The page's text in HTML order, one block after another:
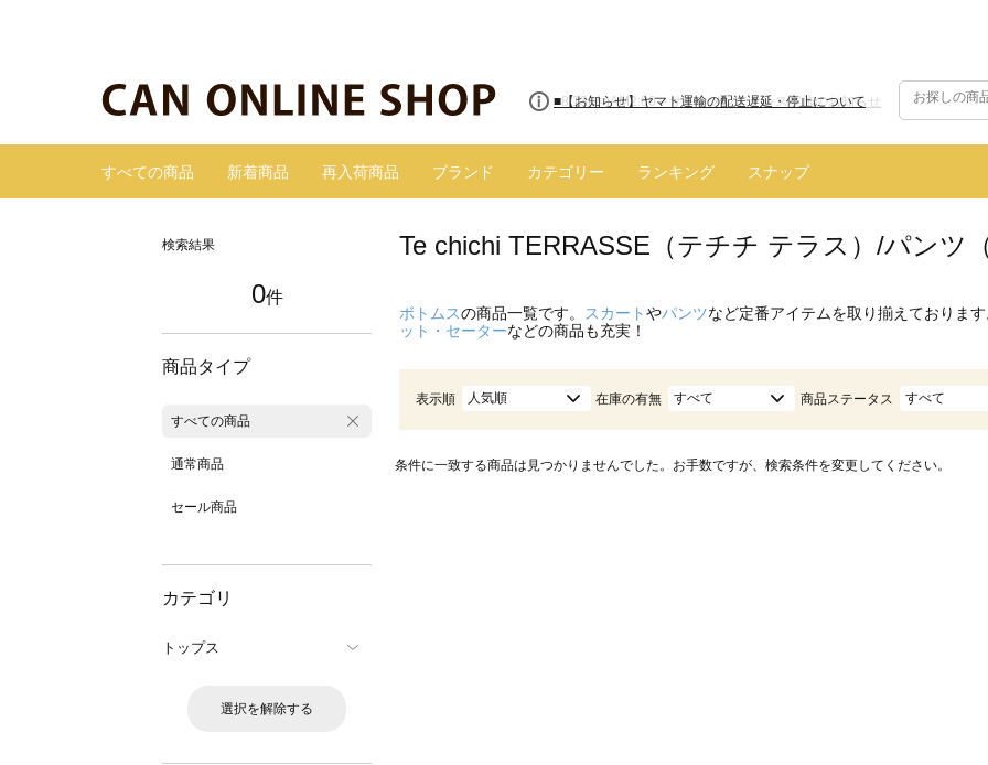
■8/13(木)AM2:00～サイトメンテナンス実施のお知らせ
■【お知らせ】ヤマト運輸の配送遅延・停止について
すべての商品 新着商品 再入荷商品 ブランド カテゴリー ランキング スナップ
検索結果
0件
商品タイプ
すべての商品
通常商品
セール商品
カテゴリ
トップス
選択を解除する
Te chichi TERRASSE（テチチ テラス）/パンツ
ボトムスの商品一覧です。 スカートやパンツなど定番アイテムを取り揃えておりま
ット・セーターなどの商品も充実！
表示順 人気順 在庫の有無 すべて 商品ステータス すべて
条件に一致する商品は見つかりませんでした。お手数ですが、検索条件を変更してください。